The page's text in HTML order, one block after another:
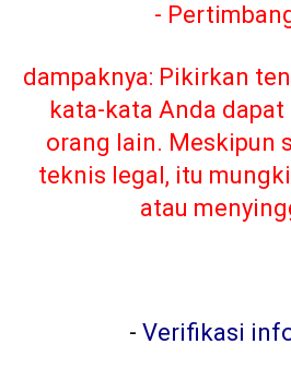
-
dampaknya: Pikirkan
kata-kata Anda
orang lain. Meskipun
teknis legal, itu
atau
- Verifikasi